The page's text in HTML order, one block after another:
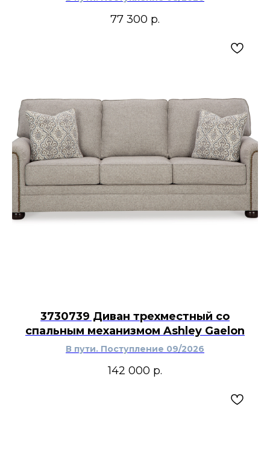
77 300 р.
3730739 Диван трехместный со
спальным механизмом Ashley Gaelon
В пути. Поступление 09/2026
142 000 р.